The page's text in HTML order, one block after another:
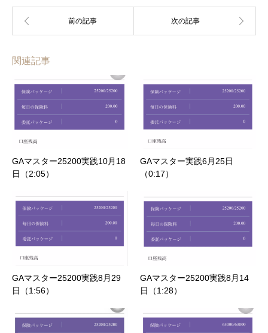
関連記事
GAマスター25200実践10月18
日（2:05）
GAマスター実践6月25日
（0:17）
GAマスター25200実践8月29
日（1:56）
GAマスター25200実践8月14
日（1:28）